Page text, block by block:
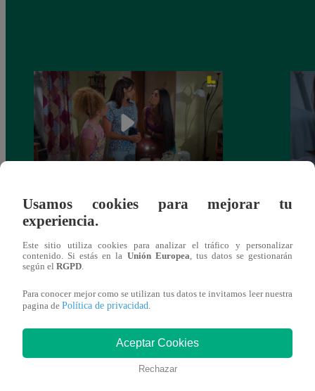
Valentina Valiente capítulo 44: Kathy y
Jenny atan cabos sobre la relación entre
También te puede
interesar
Usamos cookies para mejorar tu
experiencia.
Este sitio utiliza cookies para analizar el tráfico y personalizar
contenido. Si estás en la Unión Europea, tus datos se gestionarán
según el RGPD.
Para conocer mejor como se utilizan tus datos te invitamos leer nuestra
pagina de Política de privacidad.
Aceptar Cookies
Rechazar